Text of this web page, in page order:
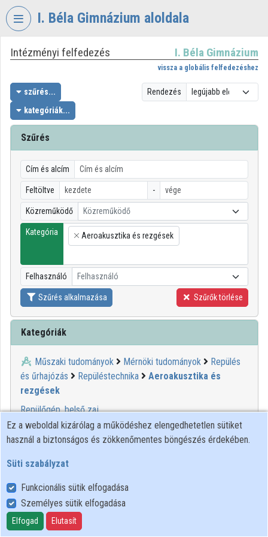
Fejléc kihagyása
I. Béla Gimnázium aloldala
VIDEOTORIUM
BÉLA
GIMNÁZIUM
Intézményi kezdőlap
Bejelentkezés
Intézményi felfedezés
Kategóriák
Intézményi listák
Intézmények
Közreműködők
Intézményi felfedezés I. Béla Gimnázium
vissza a globális felfedezéshez
szűrés...
kategóriák...
Rendezés
Szűrés
Cím és alcím
Feltöltve -
Közreműködő Közreműködő
Kategória
×
Aeroakusztika és rezgések
Felhasználó Felhasználó
Szűrés alkalmazása Szűrők törlése
Kategóriák
Műszaki tudományok Mérnöki tudományok
Repülés
és űrhajózás
Repüléstechnika
Aeroakusztika és
rezgések
Repülőgép, belső zaj
Repülőgép, külső zaj
Felhasználói szabályzat
Adatkezelési tájékoztató
Süti szabályzat
Ez a weboldal kizárólag a működéshez elengedhetetlen sütiket
használ a biztonságos és zökkenőmentes böngészés érdekében.
Süti szabályzat
Funkcionális sütik elfogadása
Személyes sütik elfogadása
Elfogad Elutasít